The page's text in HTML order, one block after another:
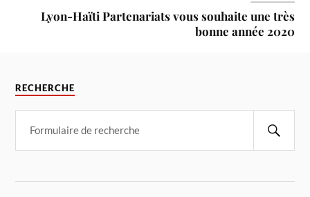
Lyon-Haïti Partenariats vous souhaite une très
bonne année 2020
RECHERCHE